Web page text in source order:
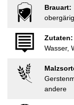
Brauart:
Zutaten:
Wasser,
andere